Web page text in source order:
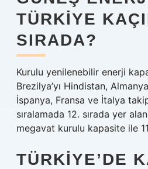
TÜRKIYE
SIRADA?
Kurulu yenilenebilir enerji
Brezilya’yı Hindistan,
İspanya, Fransa ve İtalya
sıralamada 12. sırada yer
megavat kurulu kapasite ile
TÜRKIYE’DE